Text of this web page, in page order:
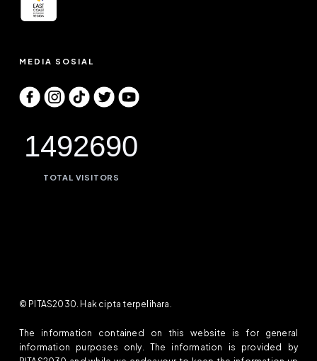
MEDIA SOSIAL
1492690
TOTAL VISITORS
© PITAS2030. Hak cipta terpelihara.
The information contained on this website is for general
information purposes only. The information is provided by